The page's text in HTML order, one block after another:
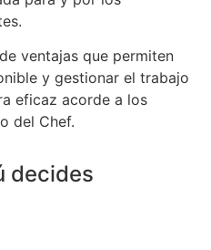
ventajas que permiten
y gestionar el trabajo
eficaz acorde a los
del Chef.
decides